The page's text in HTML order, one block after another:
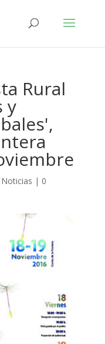
Rural
y
Noticias | 0